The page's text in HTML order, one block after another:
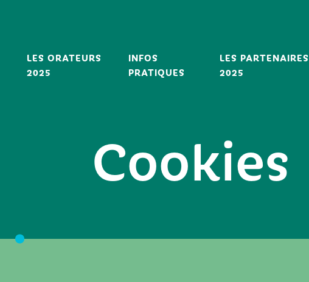
LES ORATEURS
2025
INFOS
PRATIQUES
LES PARTENAIRES
2025
Cookies